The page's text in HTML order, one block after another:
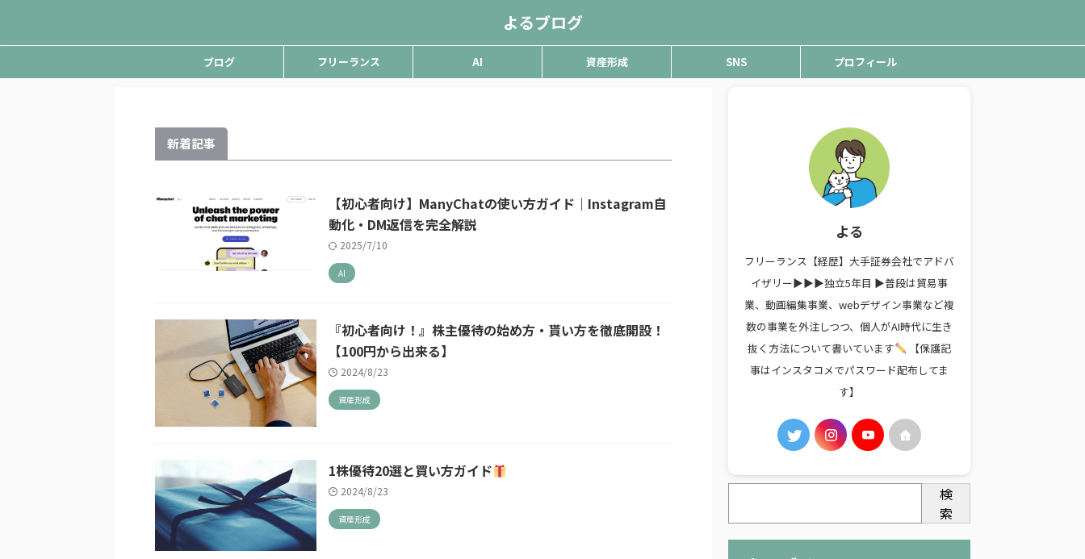
よるブログ
ブログ フリーランス AI 資産形成 SNS プロフィール
新着記事
【初心者向け】ManyChatの使い方ガイド｜Instagram自
動化・DM返信を完全解説
2025/7/10
AI
『初心者向け！』株主優待の始め方・貰い方を徹底開設！
【100円から出来る】
2024/8/23
資産形成
1株優待20選と買い方ガイド
2024/8/23
資産形成
よる
フリーランス【経歴】大手証券会社でアドバ
イザリー▶︎▶︎▶︎独立5年目 ▶︎普段は貿易事
業、動画編集事業、webデザイン事業など複
数の事業を外注しつつ、個人がAI時代に生き
抜く方法について書いています
【保護記
事はインスタコメでパスワード配布してま
す】
検
索